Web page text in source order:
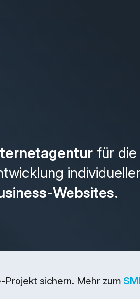
für die
Websites.
Projekt sichern. Mehr zum